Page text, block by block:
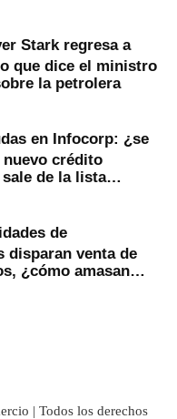
Stark regresa a
que dice el ministro
la petrolera
en Infocorp: ¿se
nuevo crédito
de la lista
de
disparan venta de
¿cómo amasan
| Todos los derechos